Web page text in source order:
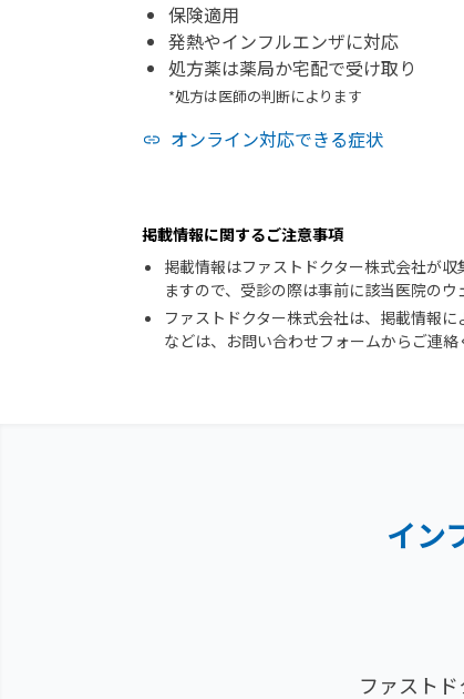
保険適用
発熱やインフルエンザに対応
処方薬は薬局か宅配で受け取り
*処方は医師の判断によります
オンライン対応できる症状
掲載情報に関するご注意事項
掲載情報はファストドクター株式会社が
ますので、受診の際は事前に該当医院のウ
ファストドクター株式会社は、掲載情報
などは、お問い合わせフォームからご連絡
イン
ファスト